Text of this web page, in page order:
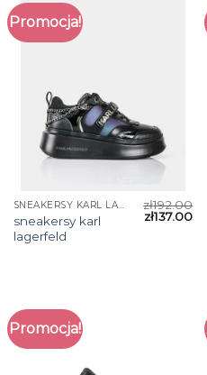
Promocja!
SNEAKERSY KARL LAGERFELD
sneakersy karl
lagerfeld
zł192.00
zł137.00
Promocja!